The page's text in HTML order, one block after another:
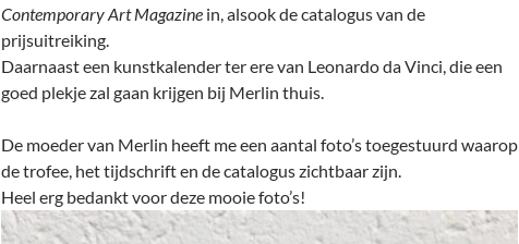
Contemporary Art Magazine in, alsook de catalogus van de
prijsuitreiking.
Daarnaast een kunstkalender ter ere van Leonardo da Vinci, die een
goed plekje zal gaan krijgen bij Merlin thuis.
De moeder van Merlin heeft me een aantal foto’s toegestuurd waarop
de trofee, het tijdschrift en de catalogus zichtbaar zijn.
Heel erg bedankt voor deze mooie foto’s!